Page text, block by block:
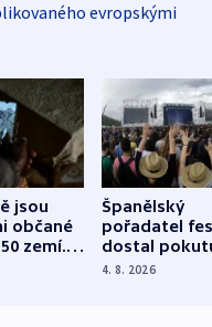
evropskými
jsou
občané
zemí.
straně
Španělský
pořadatel
dostal
nekalé
4. 8. 2026